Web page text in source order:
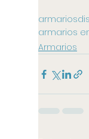
armarios
armarios
Armarios